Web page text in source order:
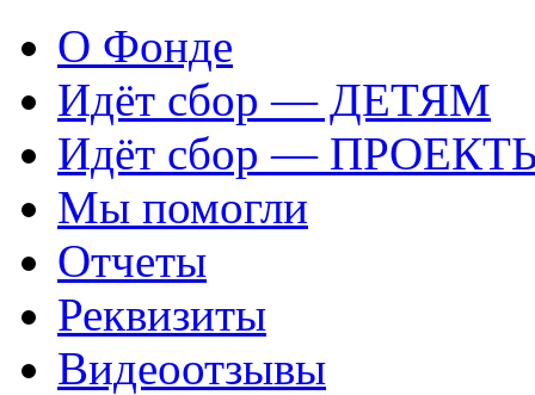
О Фонде
Идёт сбор — ДЕТЯМ
Идёт сбор —
Мы помогли
Отчеты
Реквизиты
Видеоотзывы